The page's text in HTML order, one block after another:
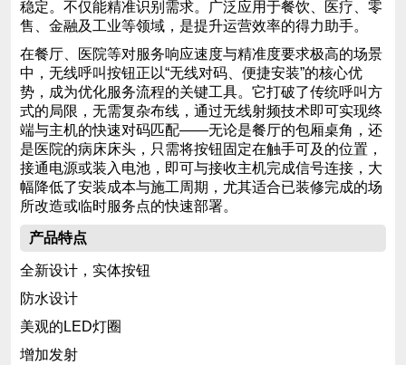
稳定。不仅能精准识别需求。广泛应用于餐饮、医疗、零
售、金融及工业等领域，是提升运营效率的得力助手。
在餐厅、医院等对服务响应速度与精准度要求极高的场景
中，无线呼叫按钮正以“无线对码、便捷安装”的核心优
势，成为优化服务流程的关键工具。它打破了传统呼叫方
式的局限，无需复杂布线，通过无线射频技术即可实现终
端与主机的快速对码匹配——无论是餐厅的包厢桌角，还
是医院的病床床头，只需将按钮固定在触手可及的位置，
接通电源或装入电池，即可与接收主机完成信号连接，大
幅降低了安装成本与施工周期，尤其适合已装修完成的场
所改造或临时服务点的快速部署。
产品特点
全新设计，实体按钮
防水设计
美观的LED灯圈
增加发射